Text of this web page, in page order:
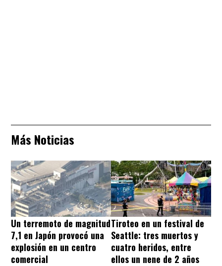
Más Noticias
Un terremoto de magnitud
7,1 en Japón provocó una
explosión en un centro
comercial
Tiroteo en un festival de
Seattle: tres muertos y
cuatro heridos, entre
ellos un nene de 2 años